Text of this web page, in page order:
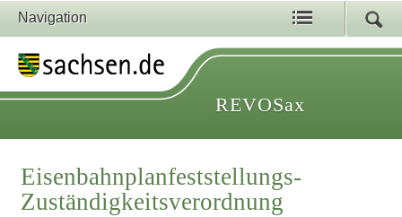
Navigation
REVOSax
Eisenbahnplanfeststellungs-
Zuständigkeitsverordnung